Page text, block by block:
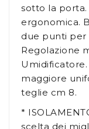
sotto la
ergonomica.
due punti per
Regolazione
maggiore
teglie cm 8.
*
scelta dei